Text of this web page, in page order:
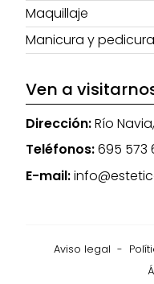
Maquillaje
Manicura y pedicura
Ven a
Dirección:Río
Teléfonos:695 573
E-mail:
Aviso legal -